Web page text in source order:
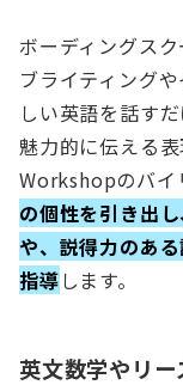
ボーディングス
ブライティング
しい英語を話す
魅力的に伝える
Workshopのバイ
の個性を引き出
や、説得力のあ
指導します。
英文数学やリ